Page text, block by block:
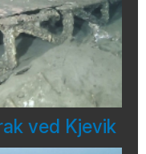
ved Kjevik